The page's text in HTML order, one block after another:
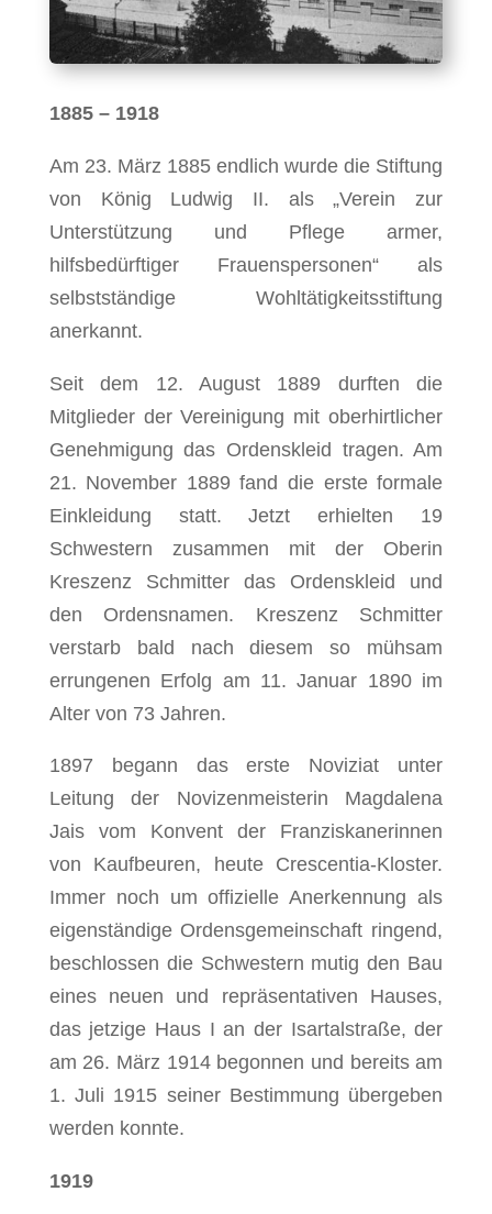
1885 – 1918
Am 23. März 1885 endlich wurde die Stiftung
von König Ludwig II. als „Verein zur
Unterstützung und Pflege armer,
hilfsbedürftiger Frauenspersonen“ als
selbstständige Wohltätigkeitsstiftung
anerkannt.
Seit dem 12. August 1889 durften die
Mitglieder der Vereinigung mit oberhirtlicher
Genehmigung das Ordenskleid tragen. Am
21. November 1889 fand die erste formale
Einkleidung statt. Jetzt erhielten 19
Schwestern zusammen mit der Oberin
Kreszenz Schmitter das Ordenskleid und
den Ordensnamen. Kreszenz Schmitter
verstarb bald nach diesem so mühsam
errungenen Erfolg am 11. Januar 1890 im
Alter von 73 Jahren.
1897 begann das erste Noviziat unter
Leitung der Novizenmeisterin Magdalena
Jais vom Konvent der Franziskanerinnen
von Kaufbeuren, heute Crescentia-Kloster.
Immer noch um offizielle Anerkennung als
eigenständige Ordensgemeinschaft ringend,
beschlossen die Schwestern mutig den Bau
eines neuen und repräsentativen Hauses,
das jetzige Haus I an der Isartalstraße, der
am 26. März 1914 begonnen und bereits am
1. Juli 1915 seiner Bestimmung übergeben
werden konnte.
1919